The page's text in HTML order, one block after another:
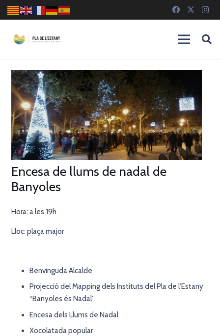
Encesa de llums de nadal de
Banyoles
Hora: a les 19h
Lloc: plaça major
Benvinguda Alcalde
Projecció del Mapping dels Instituts del Pla de l’Estany
“Banyoles és Nadal”
Encesa dels Llums de Nadal
Xocolatada popular